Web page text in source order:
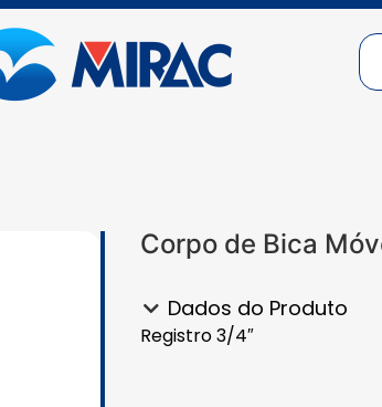
Corpo de Bica
Dados do Produto
Registro 3/4″